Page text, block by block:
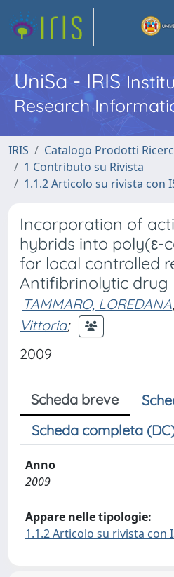
UniSa - IRIS
Research
IRIS
Catalogo Prodotti
1 Contributo su Rivista
1.1.2 Articolo su rivista con
Incorporation of
hybrids into poly(ε-
for local controlled
Antifibrinolytic drug
TAMMARO, LOREDANA;
Vittoria;
2009
Scheda breve
Scheda completa
Anno
2009
Appare nelle tipologie:
1.1.2 Articolo su rivista con